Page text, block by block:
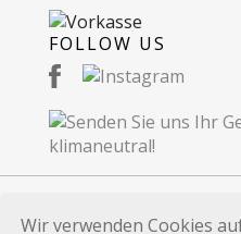
Wir verwenden Cookies
FOLLOW US